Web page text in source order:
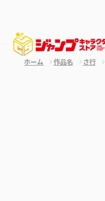
ホーム 作品名 さ行